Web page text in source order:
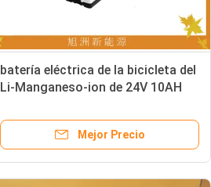
batería eléctrica de la bicicleta del
Li-Manganeso-ion de 24V 10AH
Mejor Precio